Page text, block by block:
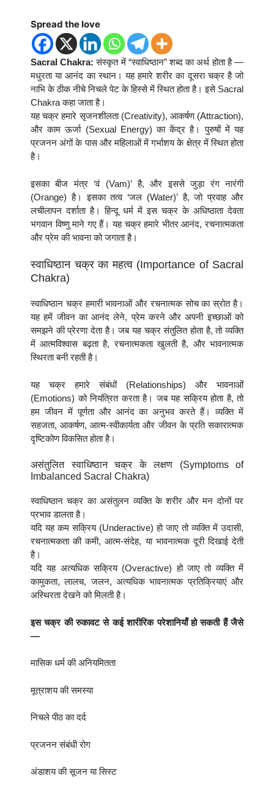
Spread the love
Sacral Chakra: संस्कृत में “स्वाधिष्ठान” शब्द का अर्थ होता है —
मधुरता या आनंद का स्थान। यह हमारे शरीर का दूसरा चक्र है जो
नाभि के ठीक नीचे निचले पेट के हिस्से में स्थित होता है। इसे Sacral
Chakra कहा जाता है।
यह चक्र हमारे सृजनशीलता (Creativity), आकर्षण (Attraction),
और काम ऊर्जा (Sexual Energy) का केंद्र है। पुरुषों में यह
प्रजनन अंगों के पास और महिलाओं में गर्भाशय के क्षेत्र में स्थित होता
है।
इसका बीज मंत्र ‘वं (Vam)’ है, और इससे जुड़ा रंग नारंगी
(Orange) है। इसका तत्व ‘जल (Water)’ है, जो प्रवाह और
लचीलापन दर्शाता है। हिन्दू धर्म में इस चक्र के अधिष्ठाता देवता
भगवान विष्णु माने गए हैं। यह चक्र हमारे भीतर आनंद, रचनात्मकता
और प्रेम की भावना को जगाता है।
स्वाधिष्ठान चक्र का महत्व (Importance of Sacral
Chakra)
स्वाधिष्ठान चक्र हमारी भावनाओं और रचनात्मक सोच का स्रोत है।
यह हमें जीवन का आनंद लेने, प्रेम करने और अपनी इच्छाओं को
समझने की प्रेरणा देता है। जब यह चक्र संतुलित होता है, तो व्यक्ति
में आत्मविश्वास बढ़ता है, रचनात्मकता खुलती है, और भावनात्मक
स्थिरता बनी रहती है।
यह चक्र हमारे संबंधों (Relationships) और भावनाओं
(Emotions) को नियंत्रित करता है। जब यह सक्रिय होता है, तो
हम जीवन में पूर्णता और आनंद का अनुभव करते हैं। व्यक्ति में
सहजता, आकर्षण, आत्म-स्वीकार्यता और जीवन के प्रति सकारात्मक
दृष्टिकोण विकसित होता है।
असंतुलित स्वाधिष्ठान चक्र के लक्षण (Symptoms of
Imbalanced Sacral Chakra)
स्वाधिष्ठान चक्र का असंतुलन व्यक्ति के शरीर और मन दोनों पर
प्रभाव डालता है।
यदि यह कम सक्रिय (Underactive) हो जाए तो व्यक्ति में उदासी,
रचनात्मकता की कमी, आत्म-संदेह, या भावनात्मक दूरी दिखाई देती
है।
यदि यह अत्यधिक सक्रिय (Overactive) हो जाए तो व्यक्ति में
कामुकता, लालच, जलन, अत्यधिक भावनात्मक प्रतिक्रियाएं और
अस्थिरता देखने को मिलती है।
इस चक्र की रुकावट से कई शारीरिक परेशानियाँ हो सकती हैं जैसे
—
मासिक धर्म की अनियमितता
मूत्राशय की समस्या
निचले पीठ का दर्द
प्रजनन संबंधी रोग
अंडाशय की सूजन या सिस्ट